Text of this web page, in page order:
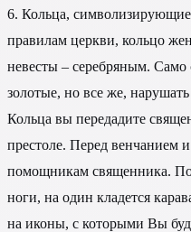
6. Кольца,
правилам церкви, кольцо
невесты – серебряным. Само
золотые, но все же,
Кольца вы передадите
престоле. Перед венчанием
помощникам священника.
ноги, на один кладется
на иконы, с которыми Вы